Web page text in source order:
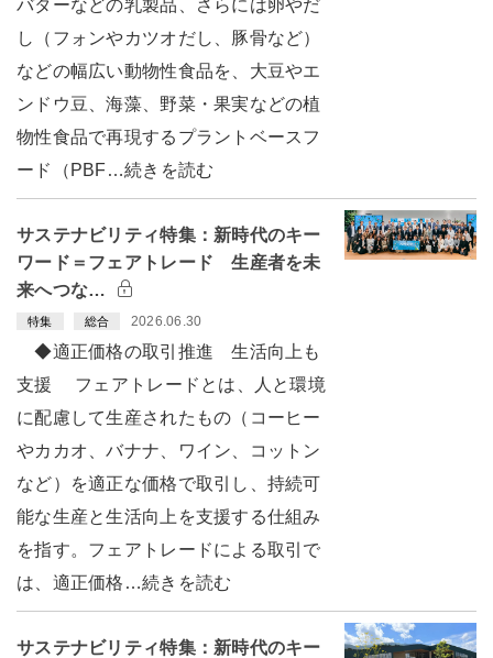
バターなどの乳製品、さらには卵やだ
し（フォンやカツオだし、豚骨など）
などの幅広い動物性食品を、大豆やエ
ンドウ豆、海藻、野菜・果実などの植
物性食品で再現するプラントベースフ
ード（PBF…続きを読む
サステナビリティ特集：新時代のキー
ワード＝フェアトレード 生産者を未
来へつな…
特集 総合 2026.06.30
◆適正価格の取引推進 生活向上も
支援 フェアトレードとは、人と環境
に配慮して生産されたもの（コーヒー
やカカオ、バナナ、ワイン、コットン
など）を適正な価格で取引し、持続可
能な生産と生活向上を支援する仕組み
を指す。フェアトレードによる取引で
は、適正価格…続きを読む
サステナビリティ特集：新時代のキー